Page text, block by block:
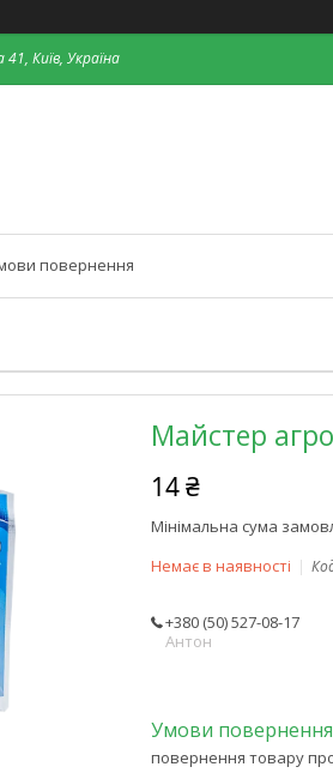
41, Київ, Україна
повернення
Майстер
14 ₴
Мінімальна сума
Немає в наявності
+380 (50) 527-08-17
Антон
повернення товару